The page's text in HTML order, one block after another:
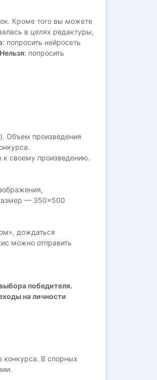
Кроме того вы можете
в целях редактуры,
: попросить нейросеть
Нельзя: попросить
Объем произведения
к своему произведению.
— 350×500
дождаться
можно отправить
победителя.
на личности
конкурса. В спорных